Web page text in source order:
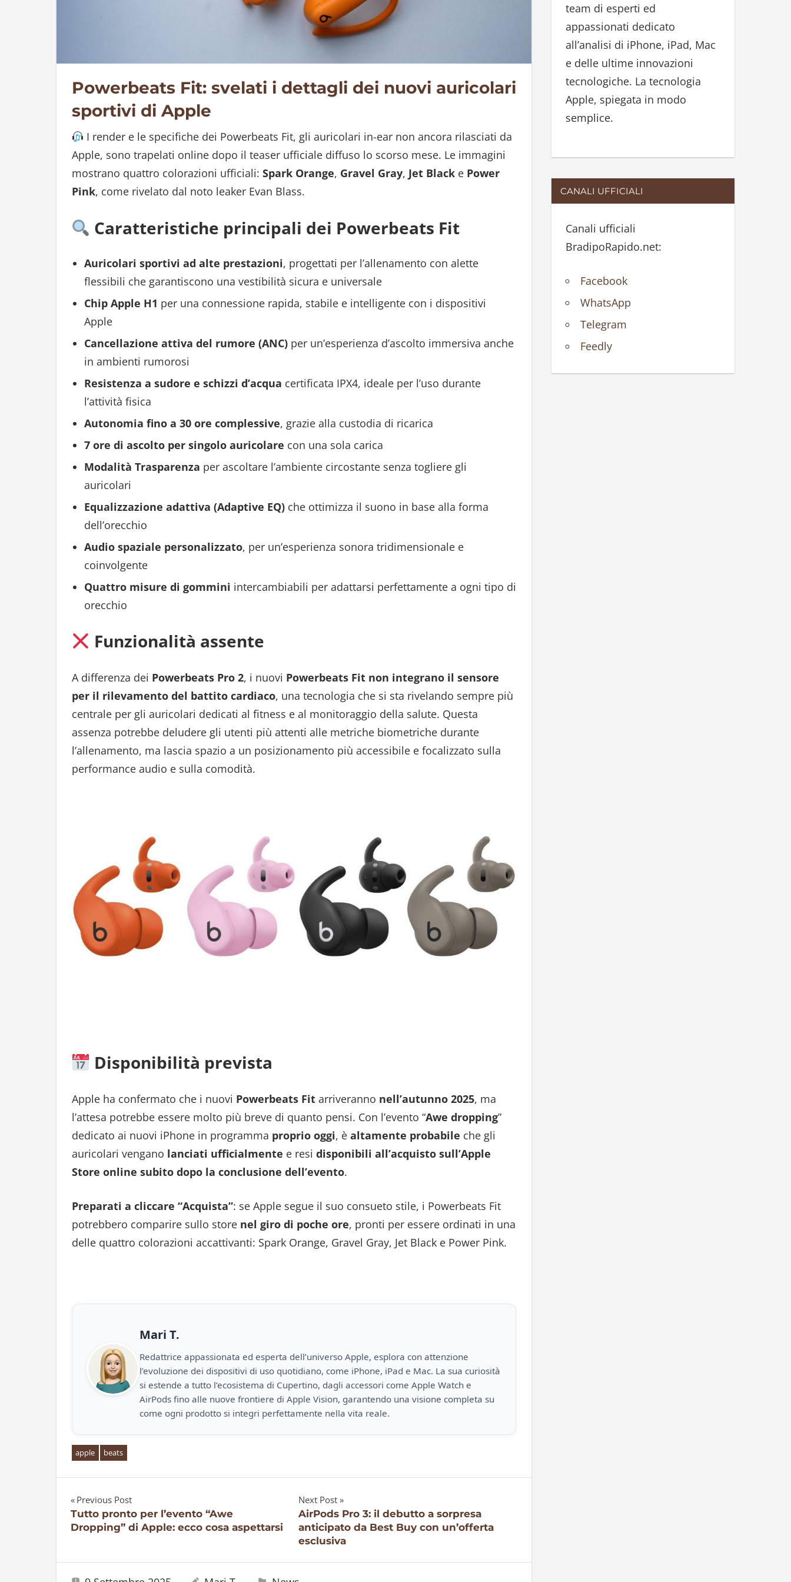
Powerbeats Fit: svelati i dettagli dei nuovi auricolari
sportivi di Apple
I render e le specifiche dei Powerbeats Fit, gli auricolari in-ear non ancora rilasciati da
Apple, sono trapelati online dopo il teaser ufficiale diffuso lo scorso mese. Le immagini
mostrano quattro colorazioni ufficiali: Spark Orange, Gravel Gray, Jet Blacke Power
Pink, come rivelato dal noto leaker Evan Blass.
Caratteristiche principali dei Powerbeats Fit
Auricolari sportivi ad alte prestazioni, progettati per l’allenamento con alette
flessibili che garantiscono una vestibilità sicura e universale
Chip Apple H1 per una connessione rapida, stabile e intelligente con i dispositivi
Apple
Cancellazione attiva del rumore (ANC)per un’esperienza d’ascolto immersiva anche
in ambienti rumorosi
Resistenza a sudore e schizzi d’acqua certificata IPX4, ideale per l’uso durante
l’attività fisica
Autonomia fino a 30 ore complessive, grazie alla custodia di ricarica
7 ore di ascolto per singolo auricolare con una sola carica
Modalità Trasparenza per ascoltare l’ambiente circostante senza togliere gli
auricolari
Equalizzazione adattiva (Adaptive EQ)che ottimizza il suono in base alla forma
dell’orecchio
Audio spaziale personalizzato, per un’esperienza sonora tridimensionale e
coinvolgente
Quattro misure di gommini intercambiabili per adattarsi perfettamente a ogni tipo di
orecchio
Funzionalità assente
A differenza dei Powerbeats Pro 2, i nuovi Powerbeats Fit non integrano il sensore
per il rilevamento del battito cardiaco, una tecnologia che si sta rivelando sempre più
centrale per gli auricolari dedicati al fitness e al monitoraggio della salute. Questa
assenza potrebbe deludere gli utenti più attenti alle metriche biometriche durante
l’allenamento, ma lascia spazio a un posizionamento più accessibile e focalizzato sulla
performance audio e sulla comodità.
Disponibilità prevista
Apple ha confermato che i nuovi Powerbeats Fitarriveranno nell’autunno 2025, ma
l’attesa potrebbe essere molto più breve di quanto pensi. Con l’evento “Awe dropping”
dedicato ai nuovi iPhone in programma proprio oggi, è altamente probabile che gli
auricolari vengano lanciati ufficialmente e resi disponibili all’acquisto sull’Apple
Store online subito dopo la conclusione dell’evento.
Preparati a cliccare “Acquista”: se Apple segue il suo consueto stile, i Powerbeats Fit
potrebbero comparire sullo store nel giro di poche ore, pronti per essere ordinati in una
delle quattro colorazioni accattivanti: Spark Orange, Gravel Gray, Jet Black e Power Pink.
Mari T.
Redattrice appassionata ed esperta dell’universo Apple, esplora con attenzione
l’evoluzione dei dispositivi di uso quotidiano, come iPhone, iPad e Mac. La sua curiosità
si estende a tutto l’ecosistema di Cupertino, dagli accessori come Apple Watch e
AirPods fino alle nuove frontiere di Apple Vision, garantendo una visione completa su
come ogni prodotto si integri perfettamente nella vita reale.
apple beats
Navigazione
articoli
Previous Post
Tutto pronto per l’evento “Awe
Dropping” di Apple: ecco cosa aspettarsi
Next Post
AirPods Pro 3: il debutto a sorpresa
anticipato da Best Buy con un’offerta
esclusiva
:
team di esperti ed
appassionati dedicato
all’analisi di iPhone, iPad, Mac
e delle ultime innovazioni
tecnologiche. La tecnologia
Apple, spiegata in modo
semplice.
CANALI UFFICIALI
Canali ufficiali
BradipoRapido.net:
Facebook
WhatsApp
Telegram
Feedly